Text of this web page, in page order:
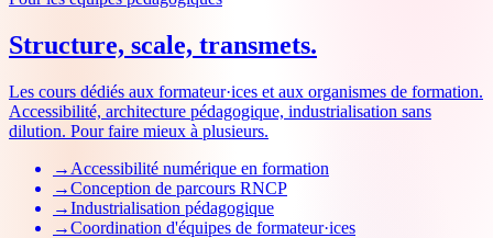
Structure, scale, transmets.
Les cours dédiés aux formateur·ices et aux organismes de formation.
Accessibilité, architecture pédagogique, industrialisation sans
dilution. Pour faire mieux à plusieurs.
→ Accessibilité numérique en formation
→Conception de parcours RNCP
→Industrialisation pédagogique
→Coordination d'équipes de formateur·ices